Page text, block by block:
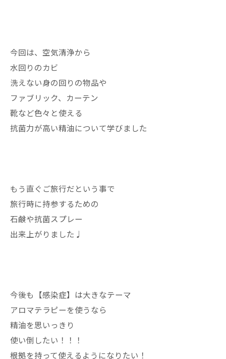
今回は、空気清浄から
水回りのカビ
洗えない身の回りの物品や
ファブリック、カーテン
靴など色々と使える
抗菌力が高い精油について学びました
もう直ぐご旅行だという事で
旅行時に持参するための
石鹸や抗菌スプレー
出来上がりました♩
今後も【感染症】は大きなテーマ
アロマテラピーを使うなら
精油を思いっきり
使い倒したい！！！
根拠を持って使えるようになりたい！